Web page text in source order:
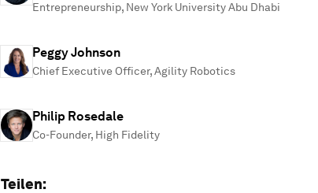
Entrepreneurship, New York University Abu Dhabi
Peggy Johnson
Chief Executive Officer, Agility Robotics
Philip Rosedale
Co-Founder, High Fidelity
Teilen: